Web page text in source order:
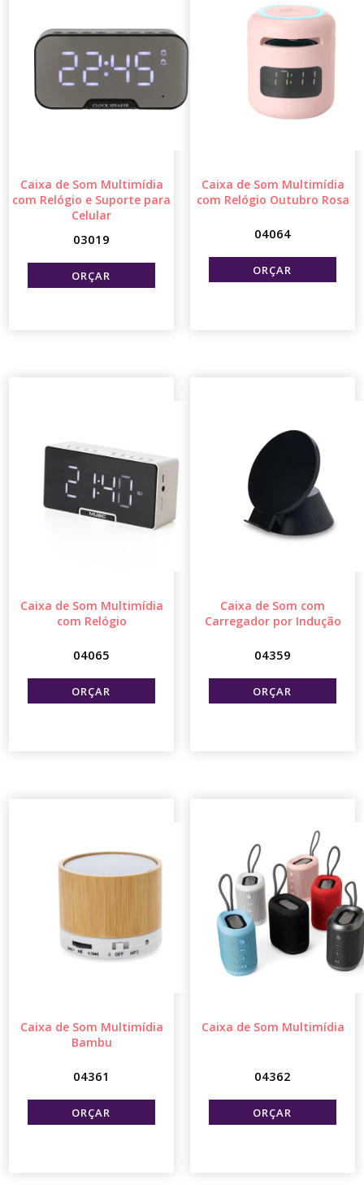
Caixa de Som Multimídia
com Relógio e Suporte para
Celular
03019
Caixa de Som Multimídia
com Relógio Outubro Rosa
04064
Caixa de Som Multimídia
com Relógio
04065
Caixa de Som com
Carregador por Indução
04359
Caixa de Som Multimídia
Bambu
04361
Caixa de Som Multimídia
04362